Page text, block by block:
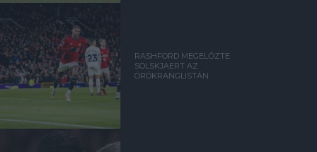
RASHFORD MEGELŐZTE
SOLSKJAERT AZ
ÖRÖKRANGLISTÁN